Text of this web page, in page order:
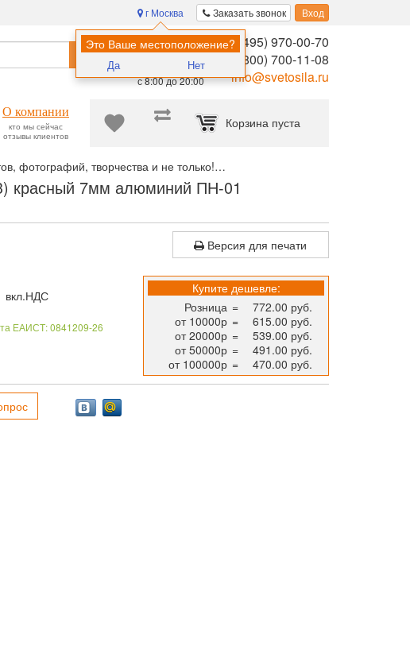
Заказать звонок Вход
г Москва
Это Ваше местоположение?
Да Нет
Помощь в
выборе:
Ежедневно,
с 8:00 до 20:00
8 (495) 970-00-70
8 (800) 700-11-08
info@svetosila.ru
Найти
Корзина пуста
О компании
кто мы сейчас
отзывы клиентов
фотографий, творчества и не только!
красный 7мм алюминий ПН-01
Версия для печати
вкл.НДС
ЕАИСТ: 0841209-26
Купите дешевле:
Розница =
772.00 руб.
от 10000р =
615.00 руб.
от 20000р =
539.00 руб.
от 50000р =
491.00 руб.
от 100000р = 470.00 руб.